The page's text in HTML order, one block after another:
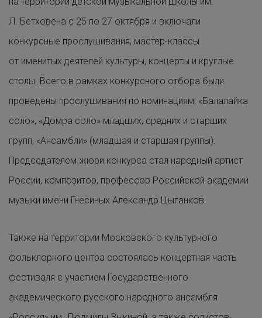
Л. Бетховена с 25 по 27 октября и включали
конкурсные прослушивания, мастер-классы
от именитых деятелей культуры, концерты и круглые
столы. Всего в рамках конкурсного отбора были
проведены прослушивания по номинациям: «Балалайка
соло», «Домра соло» младших, средних и старших
групп, «Ансамбли» (младшая и старшая группы).
Председателем жюри конкурса стал народный артист
России, композитор, профессор Российской академии
музыки имени Гнесиных Александр Цыганков.
Также на территории Московского культурного
фольклорного центра состоялась концертная часть
фестиваля с участием Государственного
академического русского народного ансамбля